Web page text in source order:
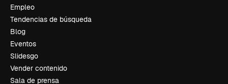
Empleo
Tendencias de búsqueda
Blog
Eventos
Slidesgo
Vender contenido
Sala de prensa